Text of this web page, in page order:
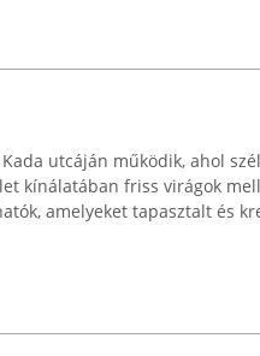
utcáján működik, ahol
kínálatában friss virágok
amelyeket tapasztalt és